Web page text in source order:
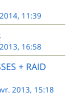
11:39
16:58
+ RAID
2013, 15:18